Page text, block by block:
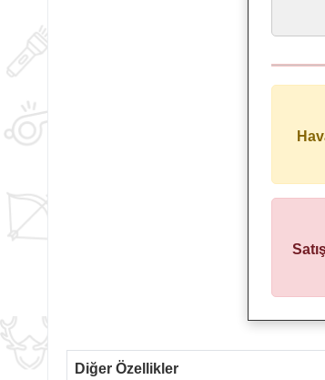
Diğer Özellikler